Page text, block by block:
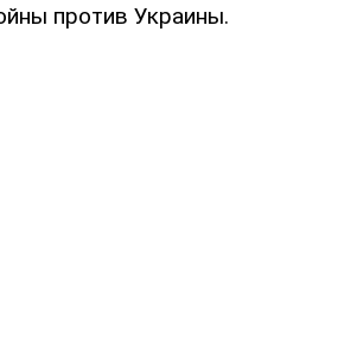
против Украины.